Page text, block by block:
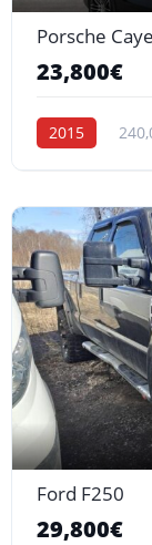
Porsche
23,800€
2015
Ford F250
29,800€